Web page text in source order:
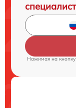
Нажимая на